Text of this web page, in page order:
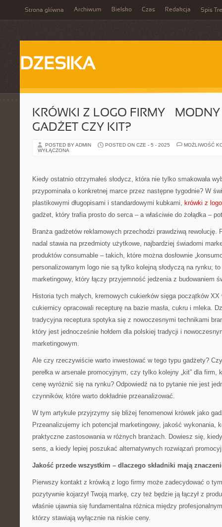
Strona główna Archiwum Bielsko Czas Redakcja Spis
DZESIKA
KRÓWKI Z LOGO FIRMY –
GADŻET CZY KIT?
POSTED BY ADMIN POSTED ON CZE - 5 - 2025
MOŻLIWOŚĆ
WYŁĄCZONA
Kiedy ostatnio otrzymałeś słodycz, która nie tylko smakowała
przypominała o konkretnej marce przez następne tygodnie? W
plastikowymi długopisami i standardowymi kubkami, krówki z logo
gadżet, który trafia prosto do serca – a właściwie do żołądka –
Branża gadżetów reklamowych przechodzi prawdziwą
nadal stawia na przedmioty użytkowe, najbardziej świadomi
produktów consumable – takich, które można dosłownie
personalizowanym logo nie są tylko kolejną słodyczą na rynku;
marketingowy, który łączy przyjemność jedzenia z budowaniem
Historia tych małych, kremowych cukierków sięga początków
cukiernicy opracowali recepturę na bazie masła, cukru i mleka.
tradycyjna receptura spotyka się z nowoczesnymi technikami
który jest jednocześnie hołdem dla polskiej tradycji i
marketingowym.
Ale czy rzeczywiście warto inwestować w tego typu gadżety?
perełka w arsenale promocyjnym, czy tylko kolejny „kit” dla firm,
cenę wyróżnić się na rynku? Odpowiedź na to pytanie nie jest
czynników, które warto dokładnie przeanalizować.
W tym artykule przyjrzymy się bliżej fenomenowi krówek jako
Przeanalizujemy ich potencjał marketingowy, jakość wykonania,
praktyczne zastosowania w różnych branżach. Dowiesz się,
sens, a kiedy lepiej poszukać alternatywnych rozwiązań
Jakość przede wszystkim – dlaczego składniki mają
Pierwszy kontakt z krówką z logo firmy może zadecydować o
pozytywnie kojarzył Twoją markę, czy też będzie ją łączył z
właśnie ujawnia się fundamentalna różnica między
którzy stawiają wyłącznie na niskie ceny.